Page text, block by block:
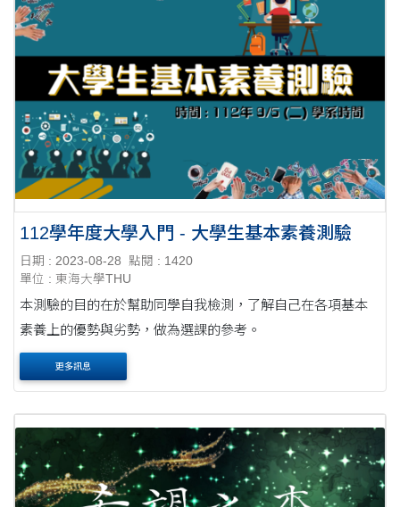
112學年度大學入門 - 大學生基本素養測驗
日期 : 2023-08-28
點閱 : 1420
單位 : 東海大學THU
本測驗的目的在於幫助同學自我檢測，了解自己在各項基本
素養上的優勢與劣勢，做為選課的參考。
更多訊息